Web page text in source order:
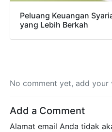
Peluang Keuangan
yang Lebih Berkah
No comment yet, add your
Add a Comment
Alamat email Anda tidak